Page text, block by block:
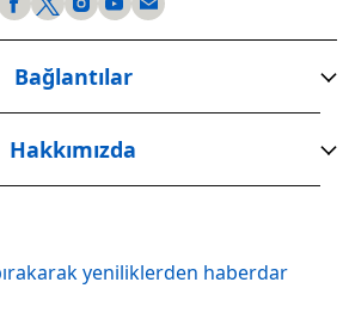
Bağlantılar
Hakkımızda
yeniliklerden haberdar